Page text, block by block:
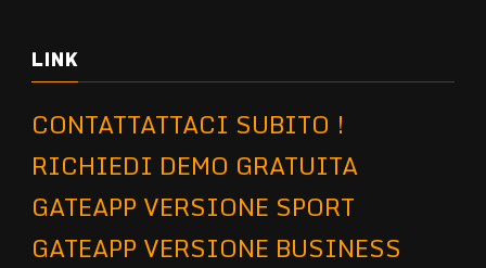
LINK
CONTATTATTACI SUBITO !
RICHIEDI DEMO GRATUITA
GATEAPP VERSIONE SPORT
GATEAPP VERSIONE BUSINESS